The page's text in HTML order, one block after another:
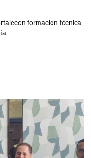
formación técnica